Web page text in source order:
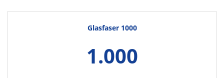
Glasfaser 1000
1.000